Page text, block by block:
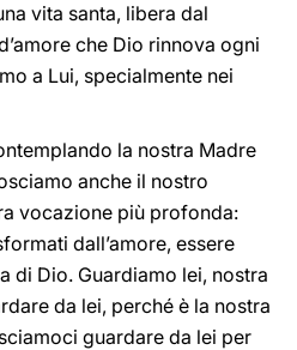
vita santa, libera dal
che Dio rinnova ogni
a Lui, specialmente nei
la nostra Madre
anche il nostro
vocazione più profonda:
dall’amore, essere
di Dio. Guardiamo lei, nostra
da lei, perché è la nostra
guardare da lei per